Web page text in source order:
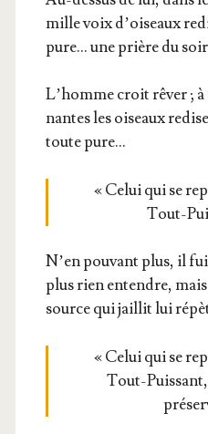
mille voix d’oi­seaux
pure… une prière du
L’homme croit rêver ;
nantes les oiseaux
toute pure…
« Celui qui se
Tout-
N’en pou­vant plus, il
plus rien entendre, mais
source qui jaillit lui
« Celui qui se
Tout-